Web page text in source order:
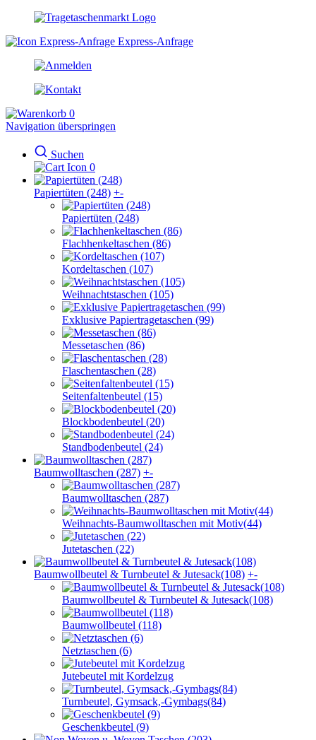
Express-Anfrage
0
Navigation überspringen
Suchen
0
Papiertüten (248) +-
Papiertüten (248)
Flachhenkeltaschen (86)
Kordeltaschen (107)
Weihnachtstaschen (105)
Exklusive Papiertragetaschen (99)
Messetaschen (86)
Flaschentaschen (28)
Seitenfaltenbeutel (15)
Blockbodenbeutel (20)
Standbodenbeutel (24)
Baumwolltaschen (287) +-
Baumwolltaschen (287)
Weihnachts-Baumwolltaschen mit Motiv(44)
Jutetaschen (22)
Baumwollbeutel & Turnbeutel & Jutesack(108) +-
Baumwollbeutel & Turnbeutel & Jutesack(108)
Baumwollbeutel (118)
Netztaschen (6)
Jutebeutel mit Kordelzug
Turnbeutel, Gymsack,-Gymbags(84)
Geschenkbeutel (9)